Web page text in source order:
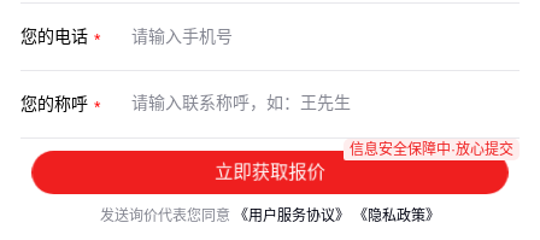
您的电话
您的称呼
立即获取报价
信息安全保障中·放心提交
发送询价代表您同意 《用户服务协议》 《隐私政策》